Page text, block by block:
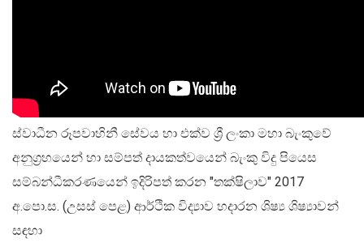
නෝට්ටු හා කාසි
නෝට්ටු හා කාසි පිළිබඳ දැනුවත් වෙමු
සංසරණයේ පවතින කාසි
සමරු කාසි හා නෝට්ටු
නෝට්ටුවල ආරක්ෂණ සලකුණු
ස්වාධීන රූපවාහිනී සේවය හා එක්ව ශ්‍රී ලංකා මහා බැංකුවේ
අනුග්‍රහයෙන් හා සම්පත් දායකත්වයෙන් බැංකු විදු පියෙස
සම්බන්ධීකරණයෙන් ඉදිරිපත් කරන "තක්ෂිලාව" 2017
අ.පො.ස. (උසස් පෙළ) ආර්ථික විද්‍යාව හදාරන ශිෂ්‍ය ශිෂ්‍යාවන්
සඳහා